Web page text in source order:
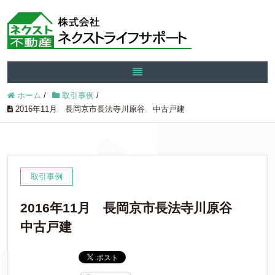
ホーム / 取引事例 /
2016年11月 長岡京市長法寺川原谷 中古戸建
取引事例
2016年11月 長岡京市長法寺川原谷
中古戸建